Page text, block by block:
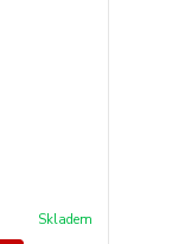
Skladem